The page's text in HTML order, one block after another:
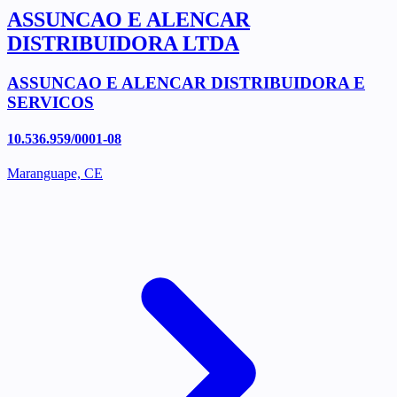
ASSUNCAO E ALENCAR
DISTRIBUIDORA LTDA
ASSUNCAO E ALENCAR DISTRIBUIDORA E
SERVICOS
10.536.959/0001-08
Maranguape, CE